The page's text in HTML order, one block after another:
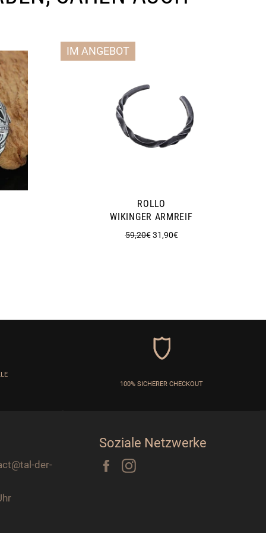
ROLLO
WIKINGER ARMREIF
Normaler
59,20€Sonderpreis
31,90€
IM ANGEBOT
100% SICHERER CHECKOUT
der-
Soziale Netzwerke
Facebook